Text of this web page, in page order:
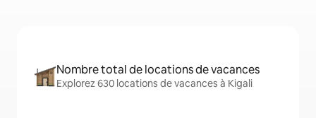
Nombre total de locations de vacances
Explorez 630 locations de vacances à Kigali